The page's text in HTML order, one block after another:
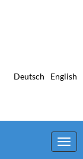
Deutsch English